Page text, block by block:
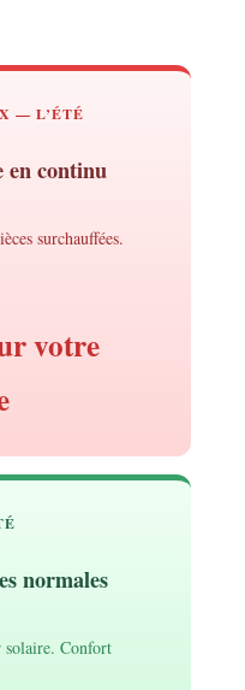
— L’ÉTÉ
continu
surchauffées.
votre
normales
solaire. Confort